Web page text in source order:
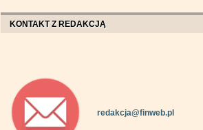
KONTAKT Z REDAKCJĄ
redakcja@finweb.pl